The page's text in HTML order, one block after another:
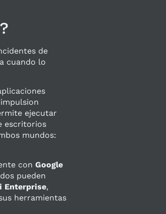
de
cuando lo
ejecutar
escritorios
mundos:
con Google
pueden
Enterprise,
herramientas